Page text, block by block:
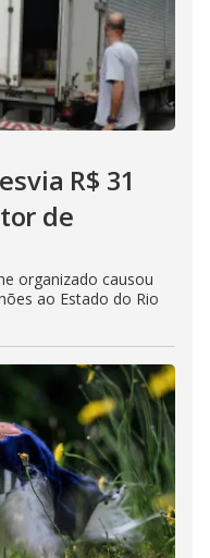
R$ 31
de
organizado causou
ao Estado do Rio